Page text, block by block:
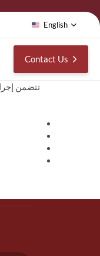
English
Contact Us
تتضمن